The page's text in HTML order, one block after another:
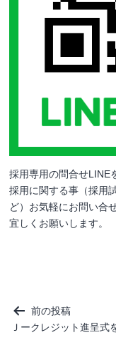
採用専用の問合せLINE
採用に関する事（採用
ど）お気軽にお問い合
宜しくお願いします。
投
稿
前の投稿
Ｊークレジット進呈式